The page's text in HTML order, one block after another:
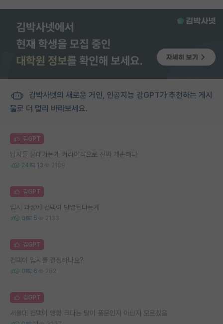
김박사넷의 새로운 거인, 인공지능 김GPT가 추천하는 게시
물로 더 멀리 바라보세요.
김GPT
남자들 군대가는게 커리어적으로 진짜 개손해다
24 13 2189
김GPT
입시 과정에 컨택이 반영된다는게
0 5 2133
김GPT
컨택이 입시를 결정하나요?
0 6 2821
김GPT
서울대 컨택이 영향 크다는 말이 풍문인지 아닌지 모르겠음